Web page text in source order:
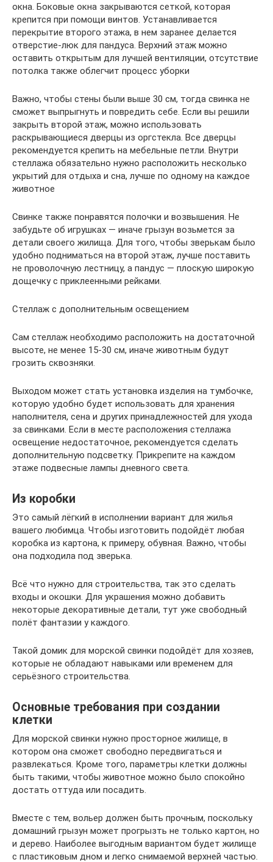
окна. Боковые окна закрываются сеткой, которая
крепится при помощи винтов. Устанавливается
перекрытие второго этажа, в нем заранее делается
отверстие-люк для пандуса. Верхний этаж можно
оставить открытым для лучшей вентиляции, отсутствие
потолка также облегчит процесс уборки
Важно, чтобы стены были выше 30 см, тогда свинка не
сможет выпрыгнуть и повредить себе. Если вы решили
закрыть второй этаж, можно использовать
раскрывающиеся дверцы из оргстекла. Все дверцы
рекомендуется крепить на мебельные петли. Внутри
стеллажа обязательно нужно расположить несколько
укрытий для отдыха и сна, лучше по одному на каждое
животное
Свинке также понравятся полочки и возвышения. Не
забудьте об игрушках — иначе грызун возьмется за
детали своего жилища. Для того, чтобы зверькам было
удобно подниматься на второй этаж, лучше поставить
не проволочную лестницу, а пандус — плоскую широкую
дощечку с приклеенными рейками.
Стеллаж с дополнительным освещением
Сам стеллаж необходимо расположить на достаточной
высоте, не менее 15-30 см, иначе животным будут
грозить сквозняки.
Выходом может стать установка изделия на тумбочке,
которую удобно будет использовать для хранения
наполнителя, сена и других принадлежностей для ухода
за свинками. Если в месте расположения стеллажа
освещение недостаточное, рекомендуется сделать
дополнительную подсветку. Прикрепите на каждом
этаже подвесные лампы дневного света.
Из коробки
Это самый лёгкий в исполнении вариант для жилья
вашего любимца. Чтобы изготовить подойдёт любая
коробка из картона, к примеру, обувная. Важно, чтобы
она подходила под зверька.
Всё что нужно для строительства, так это сделать
входы и окошки. Для украшения можно добавить
некоторые декоративные детали, тут уже свободный
полёт фантазии у каждого.
Такой домик для морской свинки подойдёт для хозяев,
которые не обладают навыками или временем для
серьёзного строительства.
Основные требования при создании
клетки
Для морской свинки нужно просторное жилище, в
котором она сможет свободно передвигаться и
развлекаться. Кроме того, параметры клетки должны
быть такими, чтобы животное можно было спокойно
достать оттуда или посадить.
Вместе с тем, вольер должен быть прочным, поскольку
домашний грызун может прогрызть не только картон, но
и дерево. Наиболее выгодным вариантом будет жилище
с пластиковым дном и легко снимаемой верхней частью.